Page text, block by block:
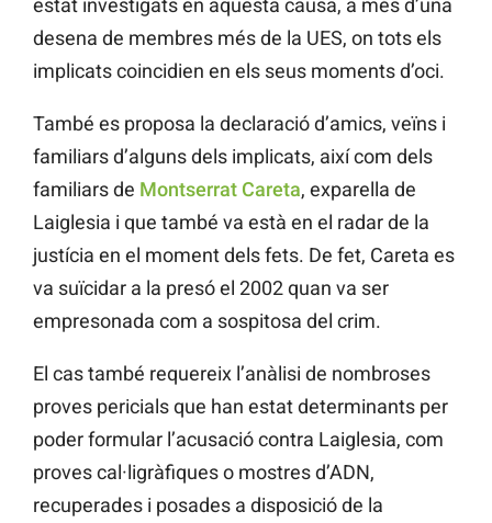
estat investigats en aquesta causa, a més d’una
desena de membres més de la UES, on tots els
implicats coincidien en els seus moments d’oci.
També es proposa la declaració d’amics, veïns i
familiars d’alguns dels implicats, així com dels
familiars de Montserrat Careta, exparella de
Laiglesia i que també va està en el radar de la
justícia en el moment dels fets. De fet, Careta es
va suïcidar a la presó el 2002 quan va ser
empresonada com a sospitosa del crim.
El cas també requereix l’anàlisi de nombroses
proves pericials que han estat determinants per
poder formular l’acusació contra Laiglesia, com
proves cal·ligràfiques o mostres d’ADN,
recuperades i posades a disposició de la